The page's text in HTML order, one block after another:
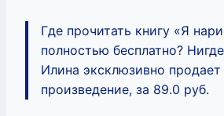
Где прочитать книгу «Я
полностью бесплатно?
Илина эксклюзивно продает
произведение, за 89.0 руб.